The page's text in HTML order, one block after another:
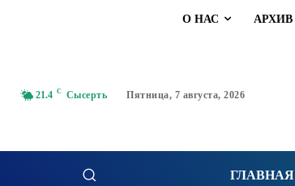
О НАС АРХИВ
21.4 C Сысерть Пятница, 7 августа, 2026
ГЛАВНАЯ